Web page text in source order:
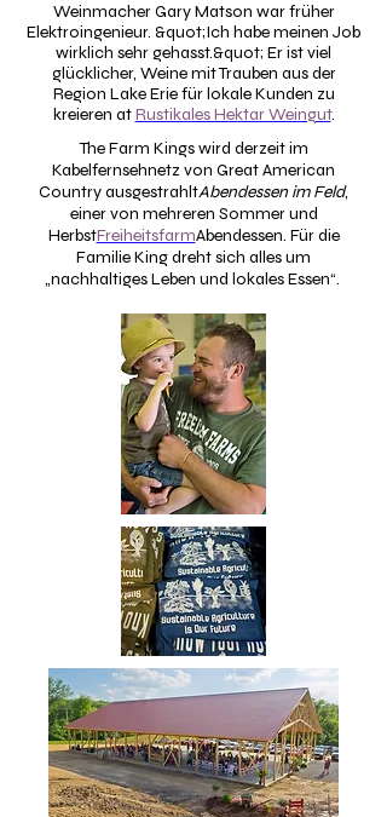
Weinmacher Gary Matson war früher
Elektroingenieur. &quot;Ich habe meinen Job
wirklich sehr gehasst.&quot; Er ist viel
glücklicher, Weine mit Trauben aus der
Region Lake Erie für lokale Kunden zu
kreieren atRustikales Hektar Weingut.
The Farm Kings wird derzeit im
Kabelfernsehnetz von Great American
Country ausgestrahltAbendessen im Feld,
einer von mehreren Sommer und
HerbstFreiheitsfarmAbendessen. Für die
Familie King dreht sich alles um
„nachhaltiges Leben und lokales Essen“.